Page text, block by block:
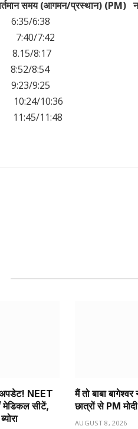
(आगमन/प्रस्थान) (PM) नई
जंक्शन 6:35/6:38
7:40/7:42
8.15/8:17
8:54
9:23/9:25
10:36
11:45/11:48
अपडेट! NEET
मेडिकल सीटें,
मैं तो बाबा
छात्रों से PM
AUGUST 8, 2026